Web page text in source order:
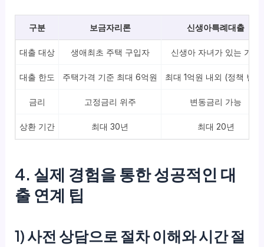
구분 보금자리론 신생아특례대출
대출 대상 생애최초 주택 구입자 신생아 자녀가 있는 가구
대출 한도 주택가격 기준 최대 6억원 최대 1억원 내외 (정책 변
금리 고정금리 위주 변동금리 가능
상환 기간 최대 30년 최대 20년
4. 실제 경험을 통한 성공적인 대
출 연계 팁
1) 사전 상담으로 절차 이해와 시간 절